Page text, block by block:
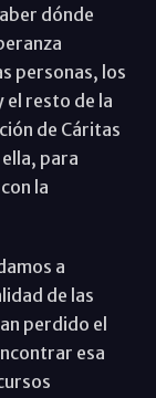
dónde
personas, los
resto de la
de Cáritas
para
la
a
de las
perdido el
esa